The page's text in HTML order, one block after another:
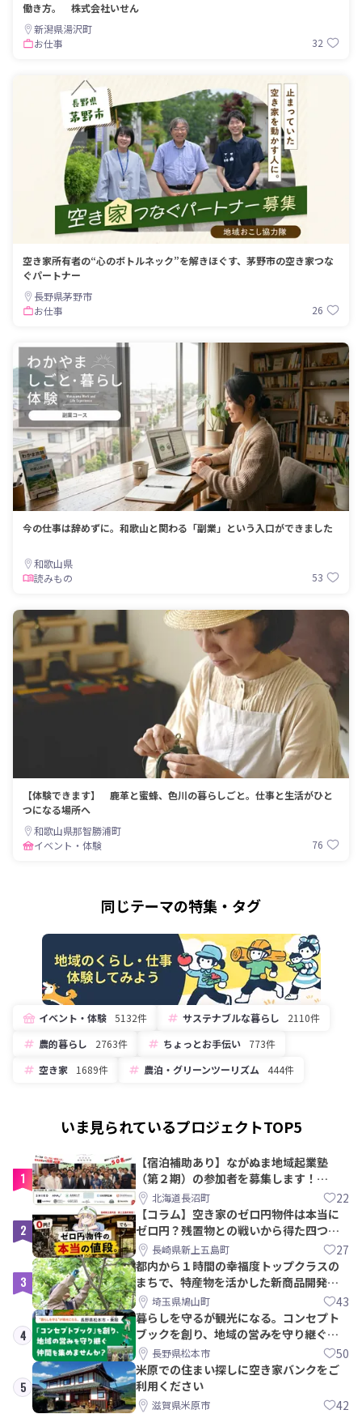
働き方。 株式会社いせん
新潟県湯沢町
お仕事
32
空き家所有者の“心のボトルネック”を解きほぐす、茅野市の空き家つな
ぐパートナー
長野県茅野市
お仕事
26
今の仕事は辞めずに。和歌山と関わる「副業」という入口ができました
和歌山県
読みもの
53
【体験できます】 鹿革と蜜蜂、色川の暮らしごと。仕事と生活がひと
つになる場所へ
和歌山県那智勝浦町
イベント・体験
76
同じテーマの特集・タグ
イベント・体験 5132件 サステナブルな暮らし
2110件
農的暮らし
2763件 ちょっとお手伝い
773件
空き家
1689件 農泊・グリーンツーリズム 444件
いま見られているプロジェクトTOP5
1
【宿泊補助あり】ながぬま地域起業塾
（第２期）の参加者を募集します！
【8/21〆】
北海道長沼町 22
2
【コラム】空き家のゼロ円物件は本当に
ゼロ円？残置物との戦いから得た四つの
教訓｜新上五島町
長崎県新上五島町 27
3
都内から１時間の幸福度トップクラスの
まちで、特産物を活かした新商品開発＆
PRメンバー募集！
埼玉県鳩山町 43
4
暮らしを守るが観光になる。コンセプト
ブックを創り、地域の営みを守り継ぐ仲
間を集めませんか？
長野県松本市 50
5
米原での住まい探しに空き家バンクをご
利用ください
滋賀県米原市 42